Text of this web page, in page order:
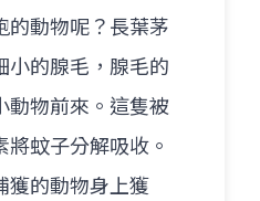
的動物呢？長葉茅
小的腺毛，腺毛的
動物前來。這隻被
蚊子分解吸收。
獲的動物身上獲